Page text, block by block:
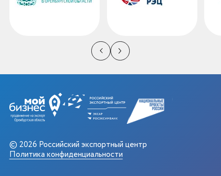
© 2026 Российский экспортный центр
Политика конфиденциальности